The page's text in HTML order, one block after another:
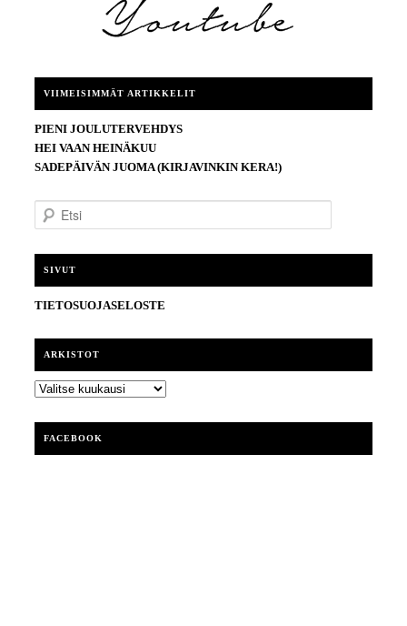
VIIMEISIMMÄT ARTIKKELIT
PIENI JOULUTERVEHDYS
HEI VAAN HEINÄKUU
SADEPÄIVÄN JUOMA (KIRJAVINKIN KERA!)
t
SIVUT
TIETOSUOJASELOSTE
ARKISTOT
ARKISTOT
FACEBOOK